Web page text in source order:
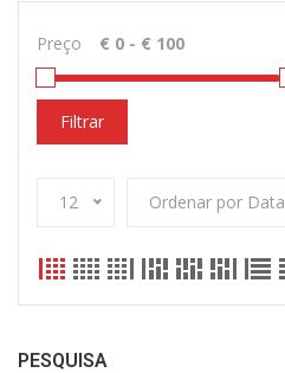
Preço
Filtrar
12 Ordenar por Data
PESQUISA